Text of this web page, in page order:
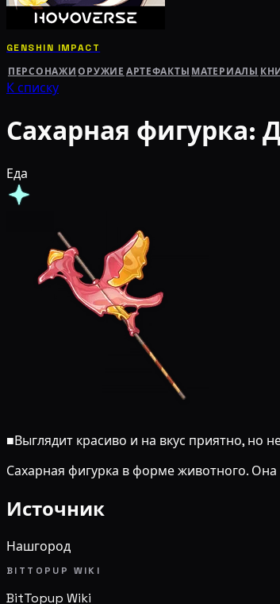
GENSHIN IMPACT
ПЕРСОНАЖИ ОРУЖИЕ АРТЕФАКТЫ МАТЕРИАЛЫ
К списку
Сахарная фигурка:
Еда
■Выглядит красиво и на вкус приятно, но
Сахарная фигурка в форме животного.
Источник
Нашгород
BITTOPUP WIKI
BitTopup Wiki